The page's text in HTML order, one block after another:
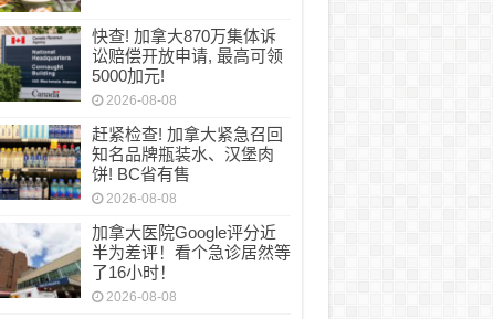
快查! 加拿大870万集体诉
讼赔偿开放申请, 最高可领
5000加元!
2026-08-08
赶紧检查! 加拿大紧急召回
知名品牌瓶装水、汉堡肉
饼! BC省有售
2026-08-08
加拿大医院Google评分近
半为差评！看个急诊居然等
了16小时！
2026-08-08